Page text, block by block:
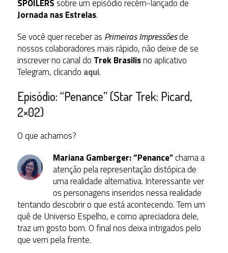
SPOILERS sobre um episódio recém-lançado de
Jornada nas Estrelas.
Se você quer receber as Primeiras Impressõesde
nossos colaboradores mais rápido, não deixe de se
inscrever no canal do Trek Brasilisno aplicativo
Telegram, clicando aqui.
Episódio: “Penance” (Star Trek: Picard,
2×02)
O que achamos?
Mariana Gamberger:“Penance”chama a
atenção pela representação distópica de
uma realidade alternativa. Interessante ver
os personagens inseridos nessa realidade
tentando descobrir o que está acontecendo. Tem um
quê de Universo Espelho, e como apreciadora dele,
traz um gosto bom. O final nos deixa intrigados pelo
que vem pela frente.